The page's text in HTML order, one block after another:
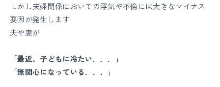
しかし夫婦関係においての浮気や不倫には大きなマイナス
要因が発生します
夫や妻が
「最近、子どもに冷たい．．．」
「無関心になっている．．．」